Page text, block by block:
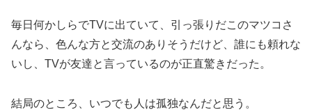
毎日何かしらでTVに出ていて、引っ張りだこのマツコさ
んなら、色んな方と交流のありそうだけど、誰にも頼れな
いし、TVが友達と言っているのが正直驚きだった。
結局のところ、いつでも人は孤独なんだと思う。